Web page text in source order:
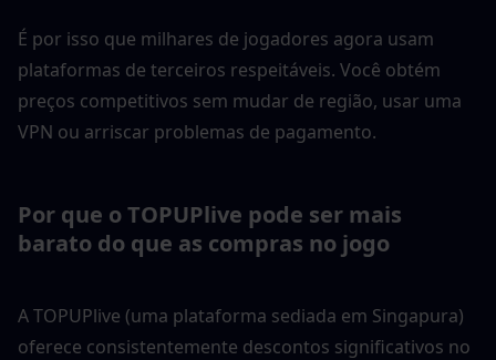
É por isso que milhares de jogadores agora usam
plataformas de terceiros respeitáveis. Você obtém
preços competitivos sem mudar de região, usar uma
VPN ou arriscar problemas de pagamento.
Por que o TOPUPlive pode ser mais
barato do que as compras no jogo
A TOPUPlive (uma plataforma sediada em Singapura)
oferece consistentemente descontos significativos no